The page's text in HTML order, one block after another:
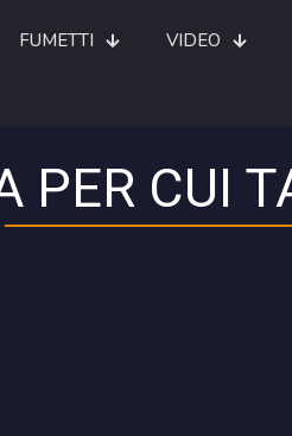
FUMETTI VIDEO
PER CUI